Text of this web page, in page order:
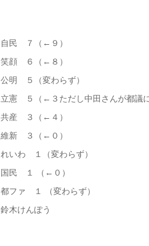
自民 ７（←９）
笑顔 ６（←８）
公明 ５（変わらず）
立憲 ５（←３ただし中田さんが都議に
共産 ３（←４）
維新 ３（←０）
れいわ １（変わらず）
国民 １ （←０）
都ファ １ （変わらず）
鈴木けんぽう